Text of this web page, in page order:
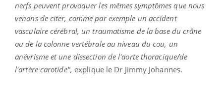
nerfs peuvent provoquer les mêmes symptômes que nous
venons de citer, comme par exemple un accident
vasculaire cérébral, un traumatisme de la base du crâne
ou de la colonne vertébrale au niveau du cou, un
anévrisme et une dissection de l'aorte thoracique/de
l'artère carotide", explique le Dr Jimmy Johannes.